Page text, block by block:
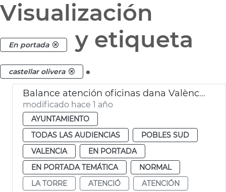
Visualización
En portada y etiqueta
castellar olivera .
Balance atención oficinas dana València
modificado hace 1 año
AYUNTAMIENTO
TODAS LAS AUDIENCIAS
POBLES SUD
VALENCIA
EN PORTADA
EN PORTADA TEMÁTICA
NORMAL
LA TORRE
ATENCIÓ
ATENCIÓN